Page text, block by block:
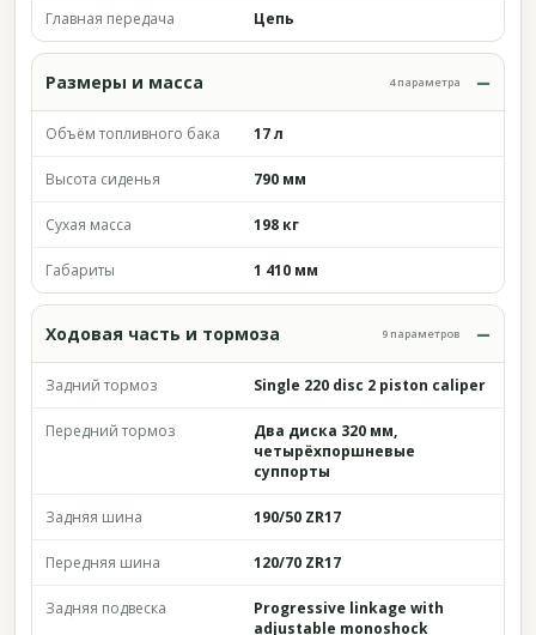
Главная передача Цепь
Размеры и масса 4 параметра
Объём топливного бака 17 л
Высота сиденья 790 мм
Сухая масса 198 кг
Габариты 1 410 мм
Ходовая часть и тормоза 9 параметров
Задний тормоз Single 220 disc 2 piston caliper
Передний тормоз
Два диска 320 мм,
четырёхпоршневые
суппорты
Задняя шина 190/50 ZR17
Передняя шина 120/70 ZR17
Задняя подвеска
Progressive linkage with
adjustable monoshock